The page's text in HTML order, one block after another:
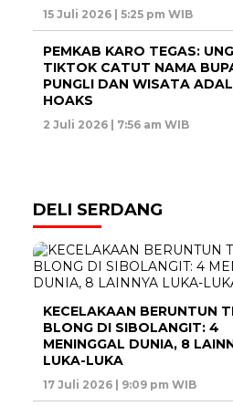
15 Juli 2026 | 5:25 pm WIB
PEMKAB KARO TEGAS:
TIKTOK CATUT NAMA
PUNGLI DAN WISATA
HOAKS
2 Juli 2026 | 7:56 am WIB
DELI SERDANG
KECELAKAAN BERUNTUN
BLONG DI SIBOLANGIT: 4
MENINGGAL DUNIA, 8
LUKA-LUKA
17 Juli 2026 | 9:09 pm WIB